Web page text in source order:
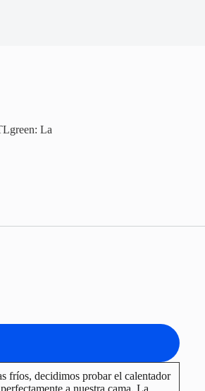
La
fríos, decidimos probar el calentador
a nuestra cama. La